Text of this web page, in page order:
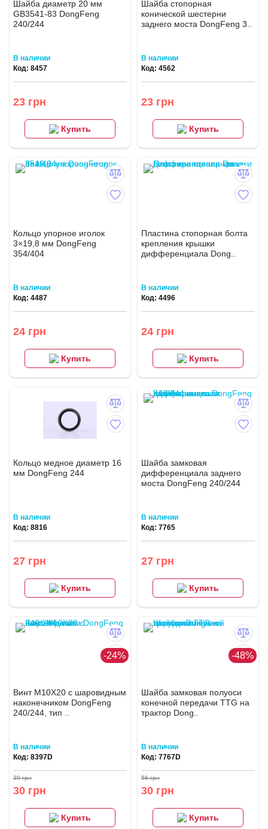
Шайба диаметр 20 мм
GB3541-83 DongFeng
240/244
В наличии
Код: 8457
23 грн
Купить
Шайба стопорная
конической шестерни
заднего моста DongFeng 3..
В наличии
Код: 4562
23 грн
Купить
Кольцо упорное иголок
3×19,8 мм DongFeng
354/404
В наличии
Код: 4487
24 грн
Купить
Пластина стопорная болта
крепления крышки
дифференциала Dong..
В наличии
Код: 4496
24 грн
Купить
Кольцо медное диаметр 16
мм DongFeng 244
В наличии
Код: 8816
27 грн
Купить
Шайба замковая
дифференциала заднего
моста DongFeng 240/244
В наличии
Код: 7765
27 грн
Купить
-24%
Винт M10X20 с шаровидным
наконечником DongFeng
240/244, тип ..
В наличии
Код: 8397D
30 грн
39 грн
Купить
-48%
Шайба замковая полуоси
конечной передачи TTG на
трактор Dong..
В наличии
Код: 7767D
30 грн
56 грн
Купить